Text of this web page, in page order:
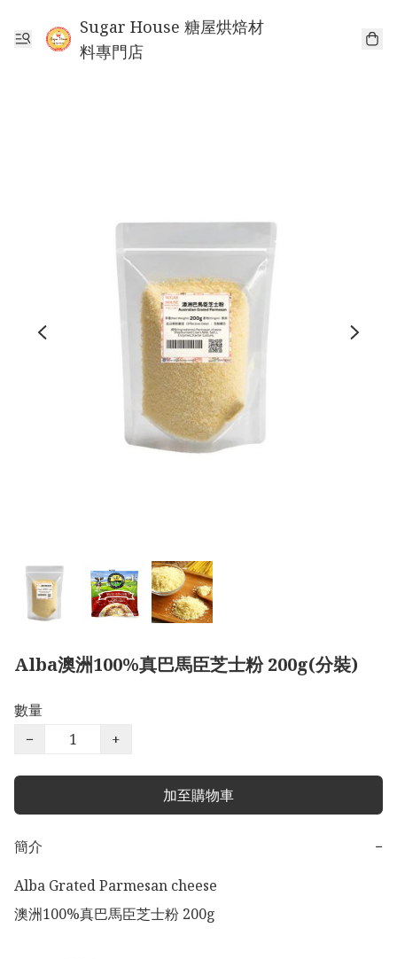
Sugar House 糖屋烘焙材
料專門店
Alba澳洲100%真巴馬臣芝士粉 200g(分裝)
數量
−
+
加至購物車
簡介
−
Alba Grated Parmesan cheese
澳洲100%真巴馬臣芝士粉 200g